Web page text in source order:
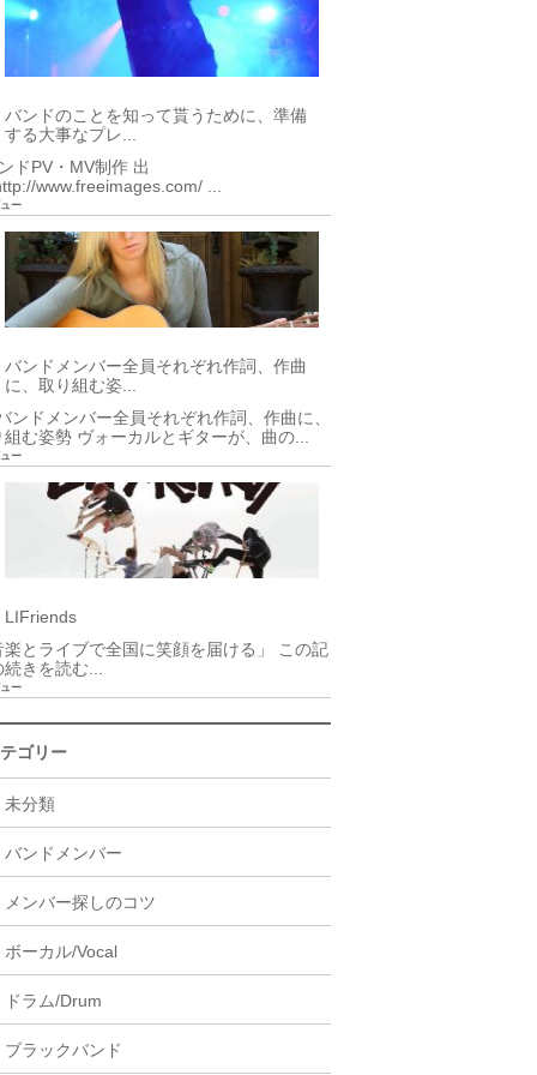
バンドのことを知って貰うために、準備
する大事なプレ...
ドPV・MV制作 出
www.freeimages.com/ ...
ー
バンドメンバー全員それぞれ作詞、作曲
に、取り組む姿...
ンドメンバー全員それぞれ作詞、作曲に、
組む姿勢 ヴォーカルとギターが、曲の...
ー
LIFriends
楽とライブで全国に笑顔を届ける」 この記
きを読む...
ー
ゴリー
未分類
バンドメンバー
メンバー探しのコツ
ボーカル/Vocal
ドラム/Drum
ブラックバンド